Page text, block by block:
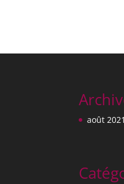
août 2021